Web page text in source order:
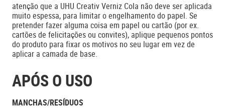
atenção que a UHU Creativ Verniz Cola não deve ser aplicada
muito espessa, para limitar o engelhamento do papel. Se
pretender fazer alguma coisa em papel ou cartão (por ex.
cartões de felicitações ou convites), aplique pequenos pontos
do produto para fixar os motivos no seu lugar em vez de
aplicar a camada de base.
APÓS O USO
MANCHAS/RESÍDUOS